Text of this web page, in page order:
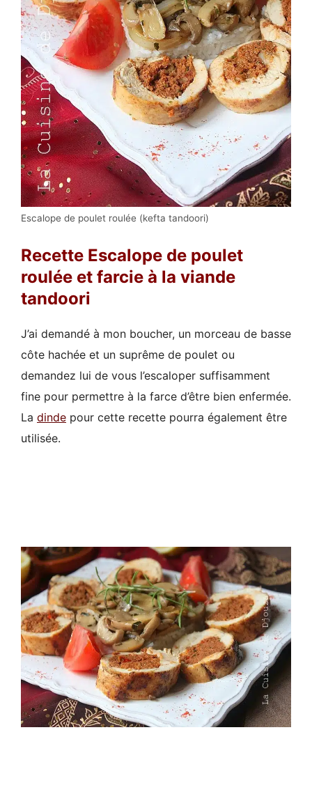
Escalope de poulet roulée (kefta tandoori)
Recette Escalope de poulet
roulée et farcie à la viande
tandoori
J’ai demandé à mon boucher, un morceau de basse
côte hachée et un suprême de poulet ou
demandez lui de vous l’escaloper suffisamment
fine pour permettre à la farce d’être bien enfermée.
La dinde pour cette recette pourra également être
utilisée.